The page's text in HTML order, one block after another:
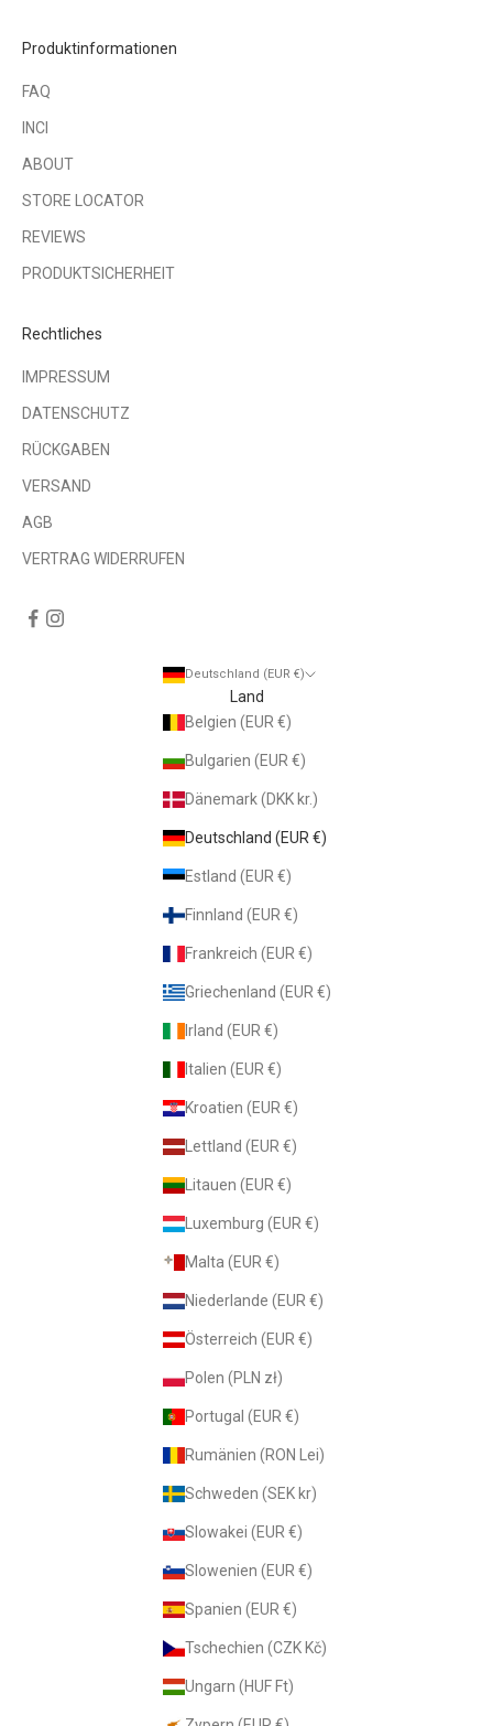
Produktinformationen
FAQ
INCI
ABOUT
STORE LOCATOR
REVIEWS
PRODUKTSICHERHEIT
Rechtliches
IMPRESSUM
DATENSCHUTZ
RÜCKGABEN
VERSAND
AGB
VERTRAG WIDERRUFEN
Deutschland (EUR €)
Land
Belgien (EUR €)
Bulgarien (EUR €)
Dänemark (DKK kr.)
Deutschland (EUR €)
Estland (EUR €)
Finnland (EUR €)
Frankreich (EUR €)
Griechenland (EUR €)
Irland (EUR €)
Italien (EUR €)
Kroatien (EUR €)
Lettland (EUR €)
Litauen (EUR €)
Luxemburg (EUR €)
Malta (EUR €)
Niederlande (EUR €)
Österreich (EUR €)
Polen (PLN zł)
Portugal (EUR €)
Rumänien (RON Lei)
Schweden (SEK kr)
Slowakei (EUR €)
Slowenien (EUR €)
Spanien (EUR €)
Tschechien (CZK Kč)
Ungarn (HUF Ft)